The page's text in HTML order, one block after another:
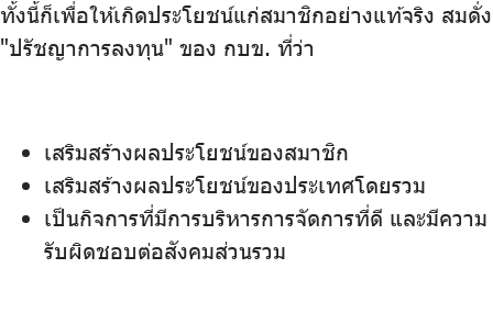
ทั้งนี้ก็เพื่อให้เกิดประโยชน์แก่สมาชิกอย่างแท้จริง สมดั่ง
"ปรัชญาการลงทุน" ของ กบข. ที่ว่า
เสริมสร้างผลประโยชน์ของสมาชิก
เสริมสร้างผลประโยชน์ของประเทศโดยรวม
เป็นกิจการที่มีการบริหารการจัดการที่ดี และมีความ
รับผิดชอบต่อสังคมส่วนรวม